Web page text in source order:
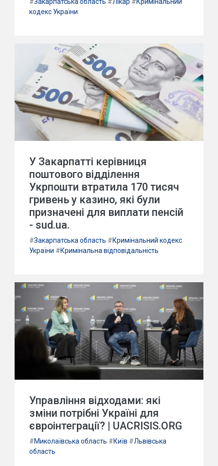
кодекс України
У Закарпатті керівниця
поштового відділення
Укрпошти втратила 170 тисяч
гривень у казино, які були
призначені для виплати пенсій
- sud.ua.
#Закарпатська область #Кримінальний кодекс
України #Кримінальна відповідальність
Управління відходами: які
зміни потрібні Україні для
євроінтеграції? | UACRISIS.ORG
#Миколаївська область #Київ #Львівська
область